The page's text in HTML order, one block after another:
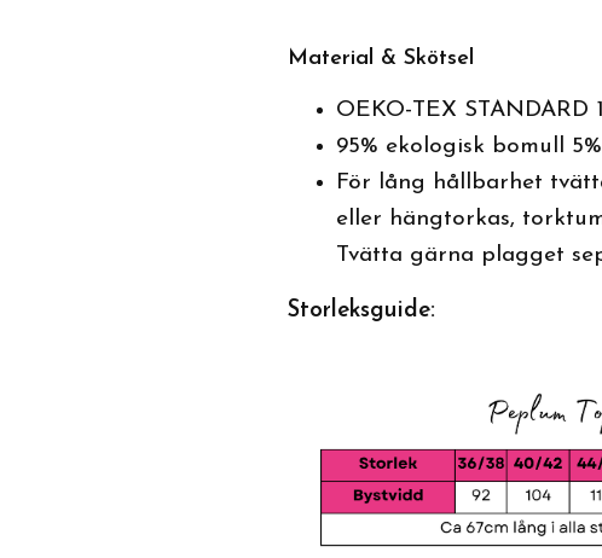
Material & Skötsel
OEKO-TEX STANDARD
95% ekologisk bomull
För lång hållbarhet
eller hängtorkas,
Tvätta gärna plagget
Storleksguide: